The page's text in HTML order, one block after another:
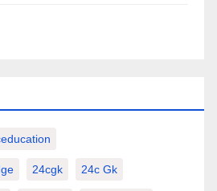
24cgk 24c Gk